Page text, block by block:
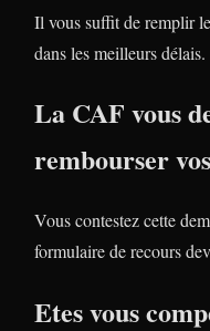
Il vous suffit de remplir
dans les meilleurs délais.
La CAF vous
rembourser
Vous contestez cette
formulaire de recours
Etes vous